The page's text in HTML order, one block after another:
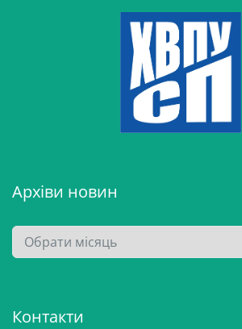
Архіви новин
А
р
в
Контакти